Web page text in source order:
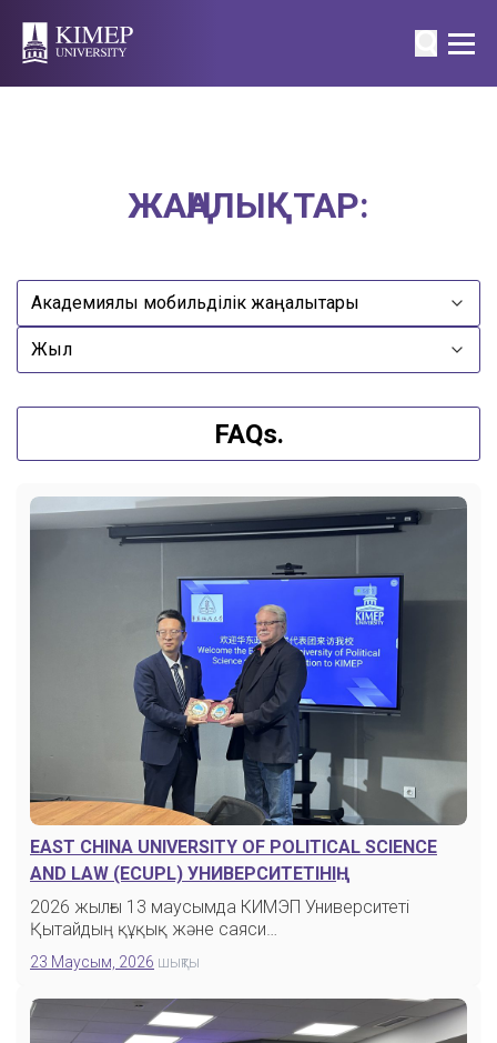
ЖАҢАЛЫҚТАР:
EAST CHINA UNIVERSITY OF POLITICAL SCIENCE
AND LAW (ECUPL) УНИВЕРСИТЕТІНІҢ
ДЕЛЕГАЦИЯСЫМЕН КЕЗДЕСУ
2026 жылғы 13 маусымда КИМЭП Университеті
Қытайдың құқық және саяси…
23 Маусым, 2026 шықты
FAQs.
ОНЛАЙН-АККАУНТ
MOODLE ЖҮЙЕСІ
БАҒАЛАУ
ҚАШЫҚТЫҚТАН ОҚЫТУ КЕЗЕҢІ
БАЙЛАНЫС МӘСЛЕЛЕРІ
ИНТЕРНЕТКЕ БАЙЛАНЫСТЫ СҰРАҚТАР